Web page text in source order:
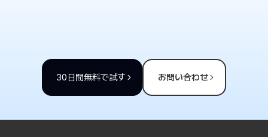
30日間無料で試す お問い合わせ